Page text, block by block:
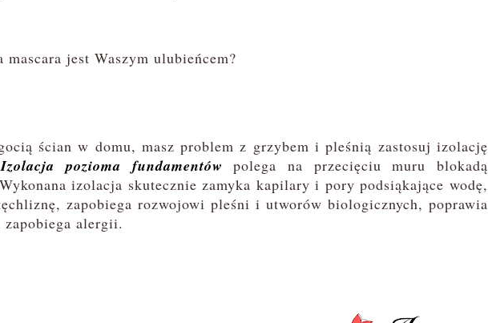
mascara jest Waszym ulubieńcem?
ścian w domu, masz problem z grzybem i pleśnią zastosuj izolację
Izolacja pozioma fundamentów polega na przecięciu muru blokadą
izolacja skutecznie zamyka kapilary i pory podsiąkające wodę,
zapobiega rozwojowi pleśni i utworów biologicznych, poprawia
alergii.